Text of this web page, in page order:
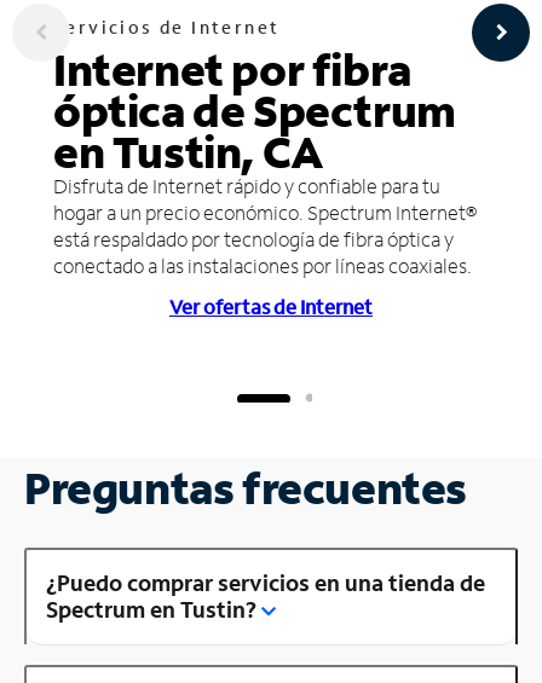
Servicios de Internet
Internet por fibra
óptica de Spectrum
en Tustin, CA
Disfruta de Internet rápido y confiable para tu
hogar a un precio económico. Spectrum Internet®
está respaldado por tecnología de fibra óptica y
conectado a las instalaciones por líneas coaxiales.
Ver ofertas de Internet
Preguntas frecuentes
¿Puedo comprar servicios en una tienda de
Spectrum en Tustin?